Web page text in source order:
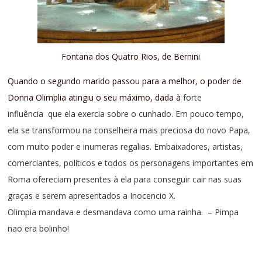
Fontana dos Quatro Rios, de Bernini
Quando o segundo marido passou para a melhor, o poder de
Donna Olimplia atingiu o seu máximo, dada àforte
influência que ela exercia sobre o cunhado. Em pouco tempo,
ela se transformou na conselheira mais preciosa do novo Papa,
com muito poder e inumeras regalias. Embaixadores, artistas,
comerciantes, políticos e todos os personagens importantes em
Roma ofereciam presentes à ela para conseguir cair nas suas
graças e serem apresentados a Inocencio X.
Olimpia mandava e desmandava como uma rainha. – Pimpa
nao era bolinho!